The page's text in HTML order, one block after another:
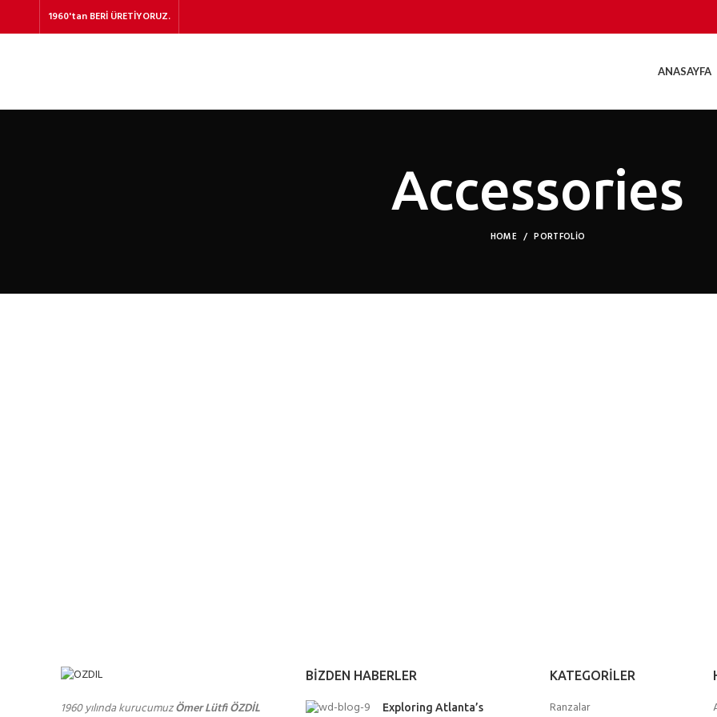
1960'tan BERİ ÜRETİYORUZ.
ANASAYFA
Accessories
HOME PORTFOLIO
1960 yılında kurucumuzÖmer Lütfi ÖZDİL
BIZDEN HABERLER
Exploring Atlanta’s
KATEGORILER
Ranzalar